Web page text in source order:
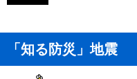
「知る防災」地震